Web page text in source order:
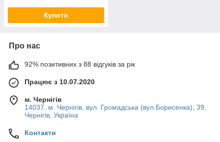
Купити
Про нас
92% позитивних з 88 відгуків за рік
Працює з 10.07.2020
м. Чернігів
14037. м. Чернігів, вул. Громадська (вул.Борисенка), 39,
Чернігів, Україна
Контакти